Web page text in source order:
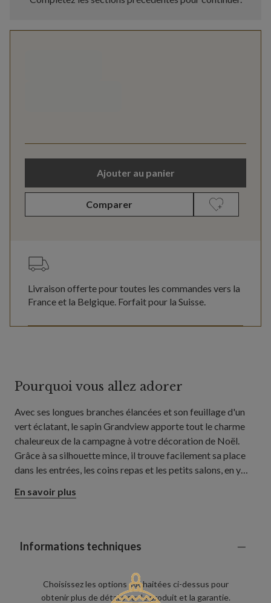
Ajouter au panier
Comparer
Livraison offerte pour toutes les commandes vers la
France et la Belgique. Forfait pour la Suisse.
Pourquoi vous allez adorer
Avec ses longues branches élancées et son feuillage d'un
vert éclatant, le sapin Grandview apporte tout le charme
chaleureux de la campagne à votre décoration de Noël.
Grâce à sa silhouette mince, il trouve facilement sa place
dans les entrées, les coins repas et les petits salons, en y
large pourrait sembler trop encombrant.
En savoir plus
Informations techniques
Choisissez les options souhaitées ci-dessus pour
obtenir plus de détails sur le produit et la garantie.